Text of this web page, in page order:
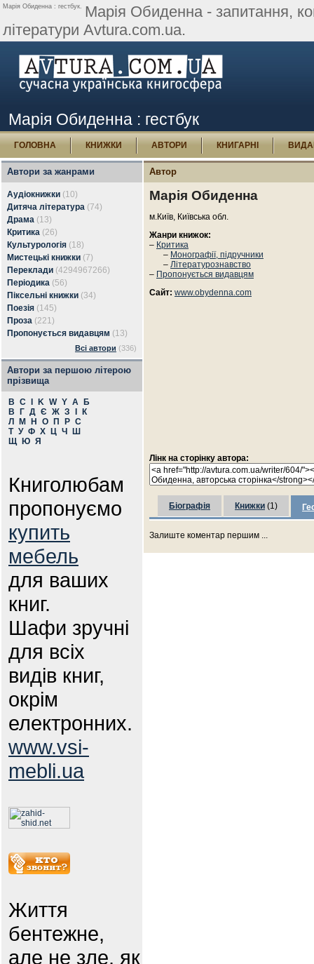
Марія Обиденна : гестбук. Марія Обиденна - запитання,
літератури Avtura.com.ua.
Марія Обиденна : гестбук
ГОЛОВНА КНИЖКИ АВТОРИ КНИГАРНІ
Автори за жанрами
Аудіокнижки (10)
Дитяча література (74)
Драма (13)
Критика (26)
Культурологія (18)
Мистецькі книжки (7)
Переклади (4294967266)
Періодика (56)
Піксельні книжки (34)
Поезія (145)
Проза (221)
Пропонується видавцям (13)
Всі автори (336)
Автори за першою літерою
прізвища
B C K W Y А
Б
В
Г Д Є Ж З
К
Л
М Н О П Р С
Т У Ф Х Ц Ч
Ш
Щ
Ю Я
Книголюбам
пропонуємо
купить
мебель
для ваших
книг.
Шафи зручні
для всіх
видів книг,
окрім
електронних.
www.vsi-
mebli.ua
Життя
бентежне,
але не зле, як
Автор
Марія Обиденна
м.Київ, Київська обл.
Жанри книжок:
– Критика
– Монографії, підручники
– Літературознавство
– Пропонується видавцям
Сайт: www.obydenna.com
Лінк на сторінку автора:
Біографія Книжки (1)
Залиште коментар першим ...